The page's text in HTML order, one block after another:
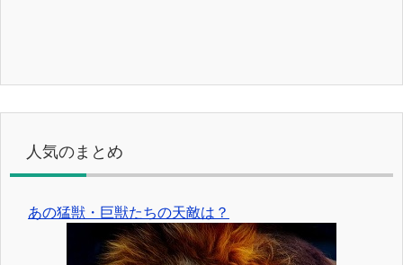
人気のまとめ
あの猛獣・巨獣たちの天敵は？